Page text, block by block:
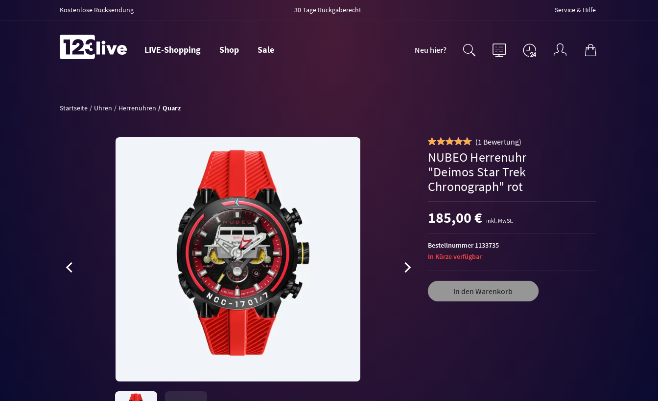
Kostenlose Rücksendung 30 Tage Rückgaberecht Service & Hilfe
LIVE-Shopping Shop Sale Neu hier?
Startseite Uhren Herrenuhren Quarz
(1 Bewertung)
NUBEO Herrenuhr
"Deimos Star Trek
Chronograph" rot
185,00 € inkl. MwSt.
In den Warenkorb
Bestellnummer 1133735
In Kürze verfügbar